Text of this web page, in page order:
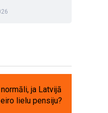
ja Latvijā
lielu pensiju?